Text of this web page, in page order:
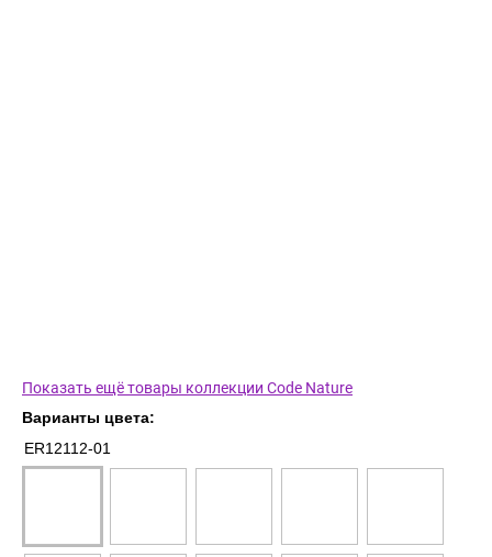
Показать ещё товары коллекции Code Nature
Варианты цвета:
ER12112-01